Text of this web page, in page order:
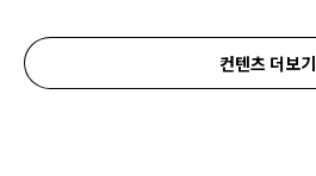
컨텐츠 더보기